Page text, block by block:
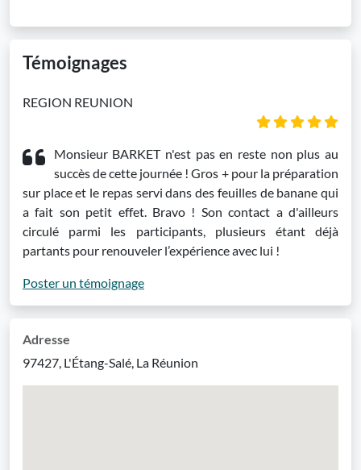
Témoignages
REGION REUNION
Monsieur BARKET n'est pas en reste non plus au
succès de cette journée ! Gros + pour la préparation
sur place et le repas servi dans des feuilles de banane qui
a fait son petit effet. Bravo ! Son contact a d'ailleurs
circulé parmi les participants, plusieurs étant déjà
partants pour renouveler l’expérience avec lui !
Poster un témoignage
Adresse
97427, L'Étang-Salé, La Réunion